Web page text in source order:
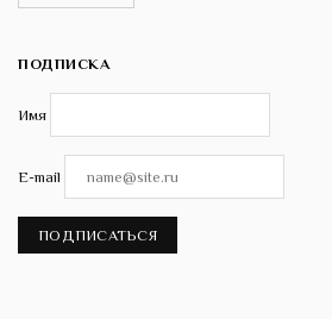
ПОДПИСКА
Имя
E-mail
ПОДПИСАТЬСЯ